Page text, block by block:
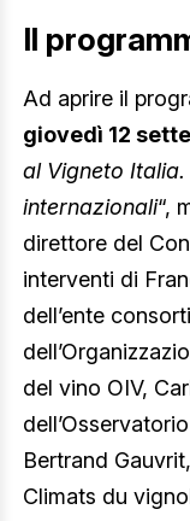
Il
Ad aprire il
giovedì 12
al Vigneto
internazionali“,
direttore del
interventi di
dell’ente
del vino OIV,
Bertrand
Climats du